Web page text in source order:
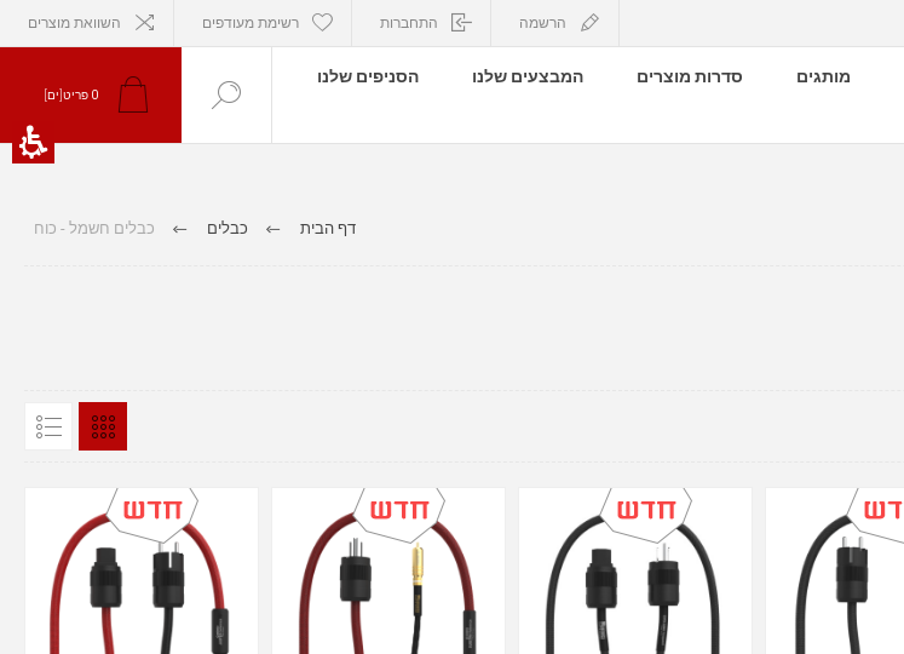
הרשמה התחברות רשימת מעודפים השוואת מוצרים
מותגים סדרות מוצרים המבצעים שלנו
הסניפים שלנו
0 פריט[ים]
דף הבית כבלים כבלים חשמל - כוח